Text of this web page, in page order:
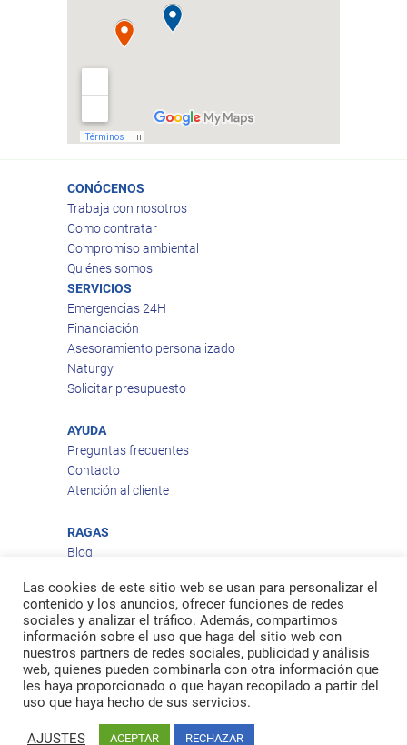
CONÓCENOS
Trabaja con nosotros
Como contratar
Compromiso ambiental
Quiénes somos
SERVICIOS
Emergencias 24H
Financiación
Asesoramiento personalizado
Naturgy
Solicitar presupuesto
AYUDA
Preguntas frecuentes
Contacto
Atención al cliente
RAGAS
Blog
Política de privacidad
Política de cookies
Política de envío
Política de devoluciones
Las cookies de este sitio web se usan para personalizar el
contenido y los anuncios, ofrecer funciones de redes
sociales y analizar el tráfico. Además, compartimos
información sobre el uso que haga del sitio web con
nuestros partners de redes sociales, publicidad y análisis
web, quienes pueden combinarla con otra información que
les haya proporcionado o que hayan recopilado a partir del
uso que haya hecho de sus servicios.
AJUSTES ACEPTAR RECHAZAR